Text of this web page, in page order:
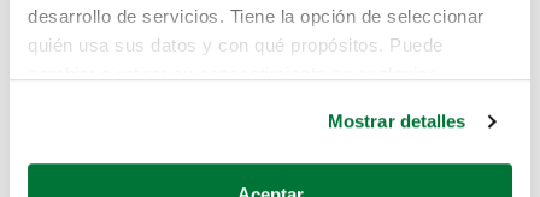
desarrollo de servicios. Tiene la opción de seleccionar
quién usa sus datos y con qué propósitos. Puede
Si lo permite, también quisiéramos:
Mostrar detalles
Pero puedes encontrar el coche que estás
buscando en alguno de estos enlaces:
Coches de segunda mano